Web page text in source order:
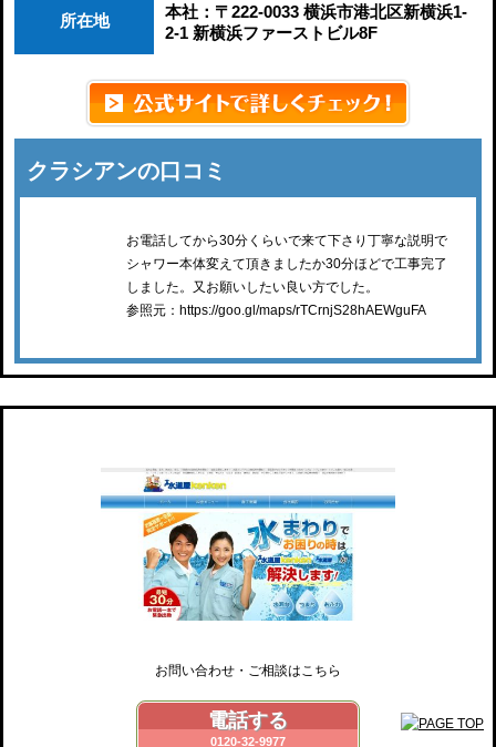
所在地
本社：〒222-0033 横浜市港北区新横浜1-
2-1 新横浜ファーストビル8F
クラシアンの口コミ
お電話してから30分くらいで来て下さり丁寧な説明で
シャワー本体変えて頂きましたか30分ほどで工事完了
しました。又お願いしたい良い方でした。
参照元：https://goo.gl/maps/rTCrnjS28hAEWguFA
お問い合わせ・ご相談はこちら
電話する
0120-32-9977